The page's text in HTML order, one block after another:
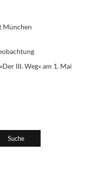
München
III. Weg« am 1. Mai